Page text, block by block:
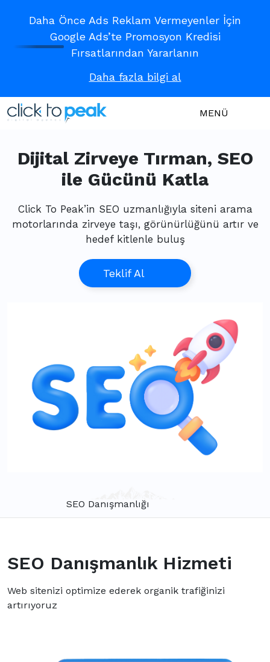
Daha Önce Ads Reklam Vermeyenler İçin
Google Ads’te Promosyon Kredisi
Fırsatlarından Yararlanın
Daha fazla bilgi al
MENÜ
Dijital Zirveye Tırman, SEO
ile Gücünü Katla
Click To Peak’in SEO uzmanlığıyla siteni arama
motorlarında zirveye taşı, görünürlüğünü artır ve
hedef kitlenle buluş
Teklif Al
SEO Danışmanlığı
SEO Danışmanlık Hizmeti
Web sitenizi optimize ederek organik trafiğinizi
artırıyoruz